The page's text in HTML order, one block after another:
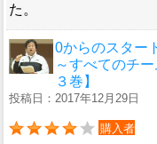
た。
0からのスター
～すべてのチ
３巻】
投稿日：2017年12月29日
購入者